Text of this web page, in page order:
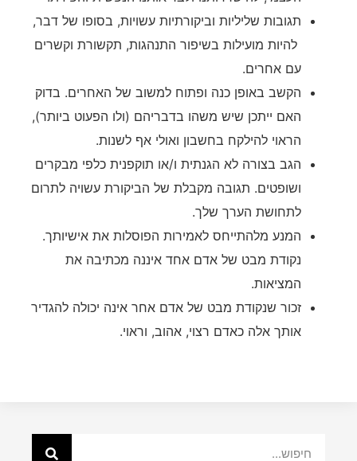
תגובות שליליות וביקורתיות עשויות, בסופו של דבר,
להיות מועילות בשיפור התנהגות, תקשורת וקשרים
עם אחרים.
הקשב באופן כנה ופתוח למשוב של האחרים. בדוק
האם ייתכן שיש משהו בדבריהם (ולו הפעוט ביותר),
הראוי להילקח בחשבון ואולי אף לשנות.
הגב בצורה לא הגנתית ו/או תוקפנית כלפי מבקרים
ושופטים. תגובה מקבלת של הביקורת עשויה לתרום
לתחושת הערך שלך.
המנע מלהתייחס לאמירות הפוסלות את אישיותך.
נקודת מבט של אדם אחד איננה מכתיבה את
המציאות.
זכור שנקודת מבט של אדם אחר אינה יכולה להגדיר
אותך אלה כאדם רצוי, אהוב, וראוי.